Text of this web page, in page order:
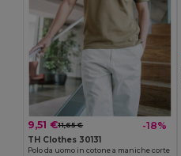
9,51 €11,65 € -18%
TH Clothes 30131
Polo da uomo in cotone a maniche corte